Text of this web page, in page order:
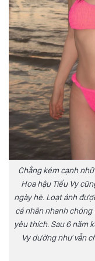
Chẳng kém cạnh
Hoa hậu Tiểu Vy
ngày hè. Loạt ảnh
cá nhân nhanh chóng
yêu thích. Sau 6 năm
Vy dường như vẫn